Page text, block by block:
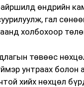
өндрийн
гал
холбохоор
төвөөс
унтраах болон
хийх нөхцөл